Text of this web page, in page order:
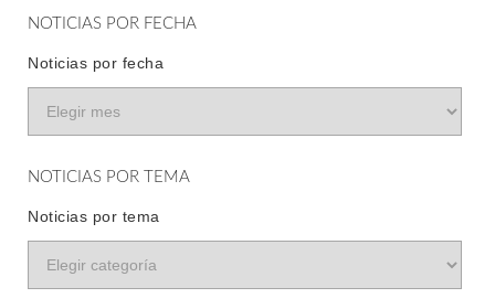
NOTICIAS POR FECHA
Noticias por fecha
NOTICIAS POR TEMA
Noticias por tema